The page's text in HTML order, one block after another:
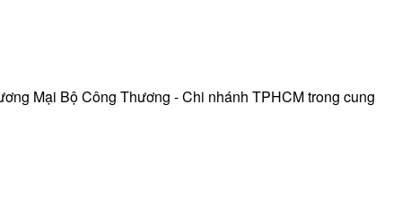
Mại Bộ Công Thương - Chi nhánh TPHCM trong cung